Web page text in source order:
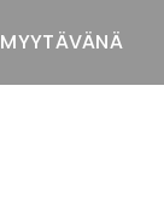
MYYTÄVÄNÄ